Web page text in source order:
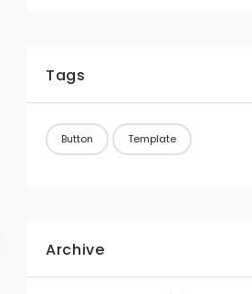
Tags
Button Template
Archive